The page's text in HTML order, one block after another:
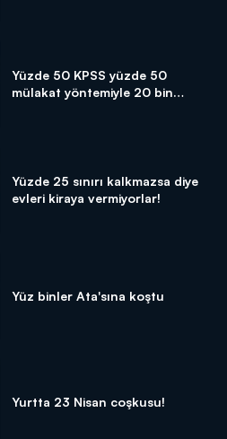
Yüzde 50 KPSS yüzde 50
mülakat yöntemiyle 20 bin
Yüzde 25 sınırı kalkmazsa diye
evleri kiraya vermiyorlar!
Yüz binler Ata'sına koştu
Yurtta 23 Nisan coşkusu!